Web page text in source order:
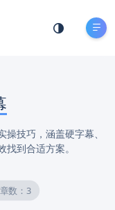
技巧，涵盖硬字幕、
到合适方案。
数： 3